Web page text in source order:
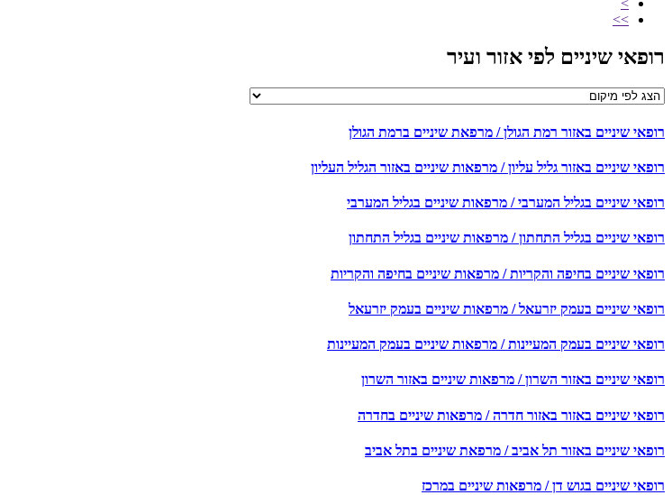
>>
רופאי שיניים לפי אזור ועיר
רופאי שיניים באזור רמת הגולן / מרפאת שיניים ברמת הגולן
רופאי שיניים באזור גליל עליון / מרפאות שיניים באזור הגליל העליון
רופאי שיניים בגליל המערבי / מרפאות שיניים בגליל המערבי
רופאי שיניים בגליל התחתון / מרפאות שיניים בגליל התחתון
רופאי שיניים בחיפה והקריות / מרפאות שיניים בחיפה והקריות
רופאי שיניים בעמק יזרעאל / מרפאות שיניים בעמק יזרעאל
רופאי שיניים בעמק המעיינות / מרפאות שיניים בעמק המעיינות
רופאי שיניים באזור השרון / מרפאות שיניים באזור השרון
רופאי שיניים באזור באזור חדרה / מרפאות שיניים בחדרה
רופאי שיניים באזור תל אביב / מרפאת שיניים בתל אביב
רופאי שיניים בגוש דן / מרפאות שיניים במרכז